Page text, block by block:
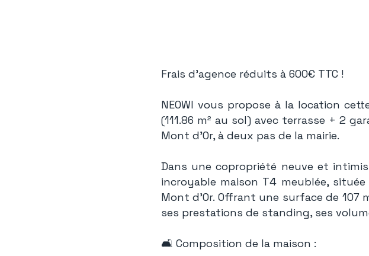
Frais d'agence réduits à 600€ TTC !
NEOWI vous propose à la location
(111.86 m² au sol) avec terrasse + 2
Mont d'Or, à deux pas de la mairie.
Dans une copropriété neuve et
incroyable maison T4 meublée,
Mont d'Or. Offrant une surface de 107
ses prestations de standing, ses
🛋️ Composition de la maison :